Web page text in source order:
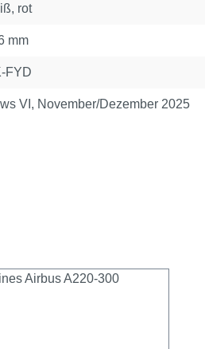
rot
mm
FYD
VI, November/Dezember 2025